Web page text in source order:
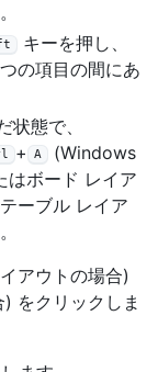
キーを押し、
の項目の間にあ
状態で、
+ A
(Windows
はボード レイア
ーブル レイア
アウトの場合)
をクリックしま